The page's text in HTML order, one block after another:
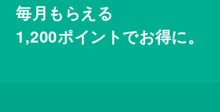
毎月もらえる
1,200ポイントでお得に。